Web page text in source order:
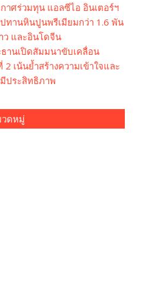
าศร่วมทุน แอลซีไอ อินเตอร์ฯ
ทานหินปูนพรีเมียมกว่า 1.6 พัน
ว และอินโดจีน
านเปิดสัมมนาขับเคลื่อน
2 เน้นย้ำสร้างความเข้าใจและ
ประสิทธิภาพ
ดหมู่